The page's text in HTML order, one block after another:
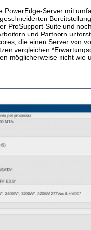
PowerEdge-Server mit
ProSupport-Suite und
und Partnern
die einen Server von
möglicherweise nicht wie